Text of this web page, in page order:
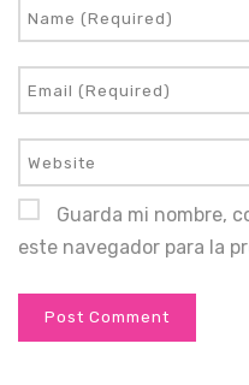
Guarda mi nombre,
este navegador para la